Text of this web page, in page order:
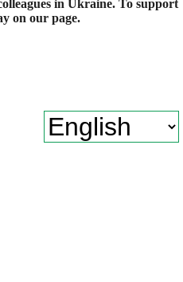
in Ukraine. To support
on our page.